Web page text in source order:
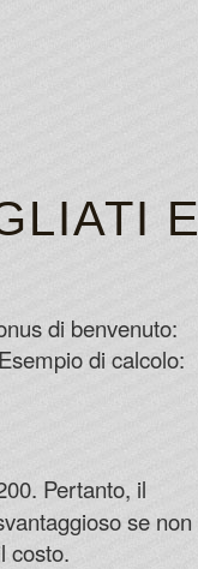
E
di benvenuto:
di calcolo:
Pertanto, il
se non
costo.